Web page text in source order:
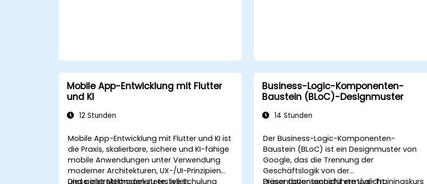
Xcode, Android Studio und React
Native zur Fehlerbehebung und
Ausführung der Apps auf Simulatoren
Vorbereitung und Bereitstellung
(iOS) und Google Play Store (Android).
Zusammenarbeit an Gruppenprojekten
und Einholung von Feedback von
Gleichaltrigen zur Verbesserung der
Mobile App-Entwicklung mit Flutter
und KI
12 Stunden
Mobile App-Entwicklung mit Flutter und KI ist
die Praxis, skalierbare, sichere und KI-fähige
mobile Anwendungen unter Verwendung
moderner Architekturen, UX-/UI-Prinzipien
und agiler Methoden zu erstellen.
Diese instruktionsgeleitete, live Schulung
Business-Logic-Komponenten-
Baustein (BLoC)-Designmuster
14 Stunden
Der Business-Logic-Komponenten-
Baustein (BLoC) ist ein Designmuster von
Google, das die Trennung der
Geschäftslogik von der
Präsentationsschicht ermöglicht.
Dieser dozentengeführte Live-Trainingskurs